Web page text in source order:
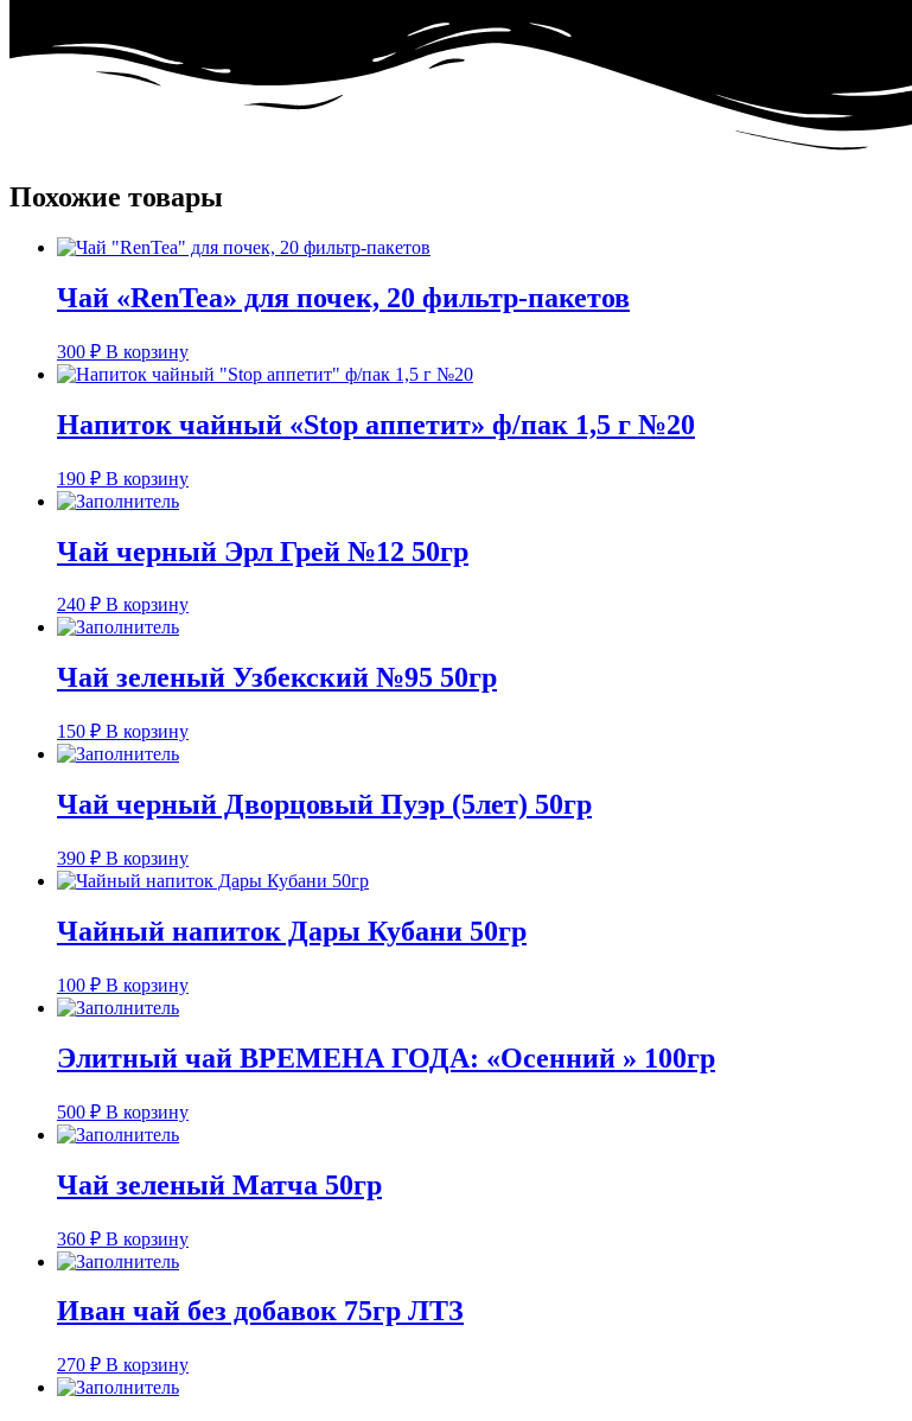
Похожие товары
Чай «RenTea» для почек, 20 фильтр-пакетов
300 ₽ В корзину
Напиток чайный «Stop аппетит» ф/пак 1,5 г №20
190 ₽ В корзину
Чай черный Эрл Грей №12 50гр
240 ₽ В корзину
Чай зеленый Узбекский №95 50гр
150 ₽ В корзину
Чай черный Дворцовый Пуэр (5лет) 50гр
390 ₽ В корзину
Чайный напиток Дары Кубани 50гр
100 ₽ В корзину
Элитный чай ВРЕМЕНА ГОДА: «Осенний » 100гр
500 ₽ В корзину
Чай зеленый Матча 50гр
360 ₽ В корзину
Иван чай без добавок 75гр ЛТЗ
270 ₽ В корзину